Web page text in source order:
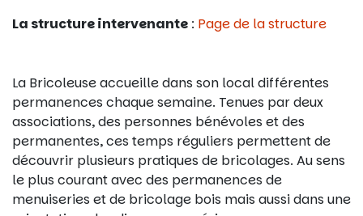
La structure intervenante : Page de la structure
La Bricoleuse accueille dans son local différentes
permanences chaque semaine. Tenues par deux
associations, des personnes bénévoles et des
permanentes, ces temps réguliers permettent de
découvrir plusieurs pratiques de bricolages. Au sens
le plus courant avec des permanences de
menuiseries et de bricolage bois mais aussi dans une